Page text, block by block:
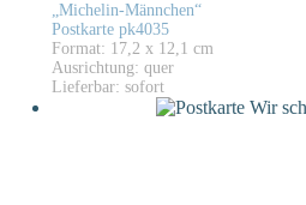
„Michelin-Männchen“
Postkarte pk4035
Format: 17,2 x 12,1 cm
Ausrichtung: quer
Lieferbar: sofort